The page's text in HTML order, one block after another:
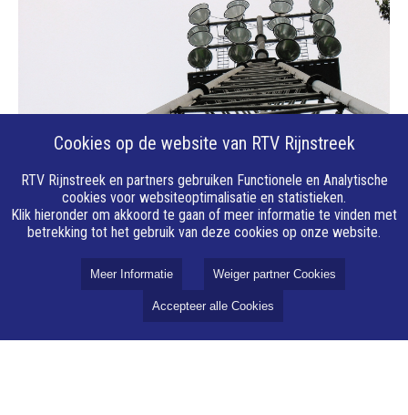
11 juli 2026
Vier stadsderby's in nieuw voetbalseizoen
De indeling van het voetbalseizoen voor zaterdagamateurs 2026-
2027 is bekend. De vijf Wageningse clubs zijn door de KNVB
verdeeld over drie niveaus. Het programma volgt begin augustus.
De competitie begint in het weekend van 19 en 20 september.
Cookies op de website van RTV Rijnstreek
RTV Rijnstreek en partners gebruiken Functionele en Analytische
cookies voor websiteoptimalisatie en statistieken.
Klik hieronder om akkoord te gaan of meer informatie te vinden met
betrekking tot het gebruik van deze cookies op onze website.
Meer Informatie Weiger partner Cookies
Accepteer alle Cookies